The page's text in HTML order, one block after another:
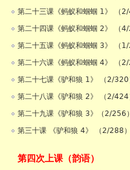
第二十三课《蚂蚁和蝈蝈 1》 （2/
第二十四课《蚂蚁和蝈蝈 2》 （4/
第二十五课《蚂蚁和蝈蝈 3》 （1/
第二十六课《蚂蚁和蝈蝈 4》 （2/
第二十七课《驴和狼 1》 （2/320
第二十八课《驴和狼 2》 （2/424
第二十九课《驴和狼 3》（2/256）
第三十课 《驴和狼 4》 （2/288）
第四次上课（韵语）